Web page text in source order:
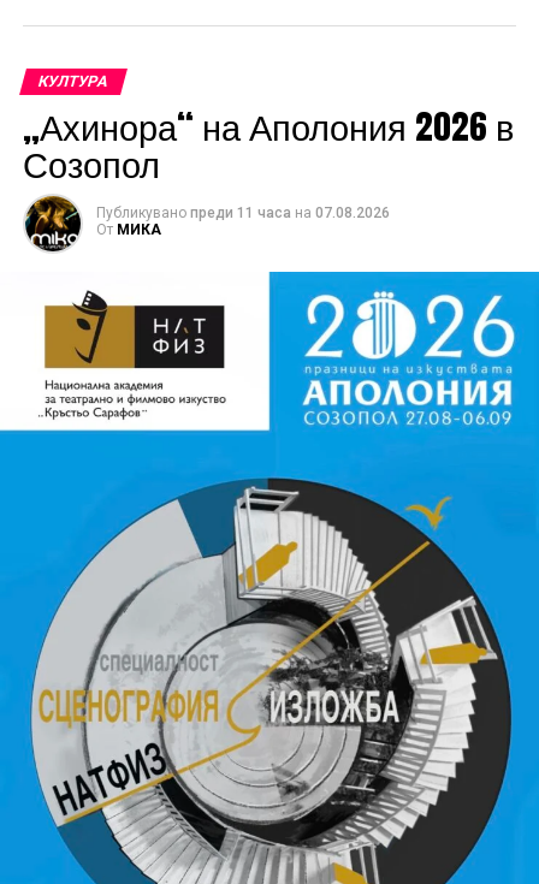
КУЛТУРА
„Ахинора“ на Аполония 2026 в
Созопол
Публикувано преди 11 часа на 07.08.2026
От МИКА